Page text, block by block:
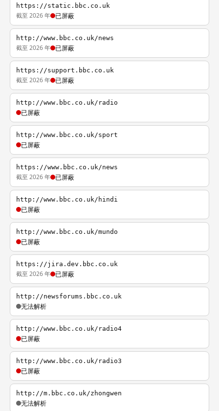
https://static.bbc.co.uk
截至 2026 年 已屏蔽
http://www.bbc.co.uk/news
截至 2026 年 已屏蔽
https://support.bbc.co.uk
截至 2026 年 已屏蔽
http://www.bbc.co.uk/radio
已屏蔽
http://www.bbc.co.uk/sport
已屏蔽
https://www.bbc.co.uk/news
截至 2026 年 已屏蔽
http://www.bbc.co.uk/hindi
已屏蔽
http://www.bbc.co.uk/mundo
已屏蔽
https://jira.dev.bbc.co.uk
截至 2026 年 已屏蔽
http://newsforums.bbc.co.uk
无法解析
http://www.bbc.co.uk/radio4
已屏蔽
http://www.bbc.co.uk/radio3
已屏蔽
http://m.bbc.co.uk/zhongwen
无法解析